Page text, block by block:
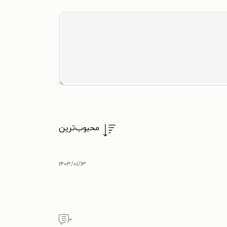
محبوب‌ترین
۱۴۰۳/۰۱/۱۳
۰